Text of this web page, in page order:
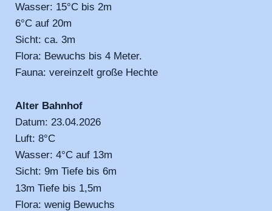
Wasser: 15°C bis 2m
6°C auf 20m
Sicht: ca. 3m
Flora: Bewuchs bis 4 Meter.
Fauna: vereinzelt große Hechte
Alter Bahnhof
Datum: 23.04.2026
Luft: 8°C
Wasser: 4°C auf 13m
Sicht: 9m Tiefe bis 6m
13m Tiefe bis 1,5m
Flora: wenig Bewuchs